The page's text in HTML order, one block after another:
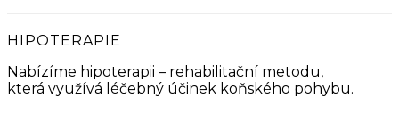
HIPOTERAPIE
Nabízíme hipoterapii – rehabilitační metodu,
která využívá léčebný účinek koňského pohybu.